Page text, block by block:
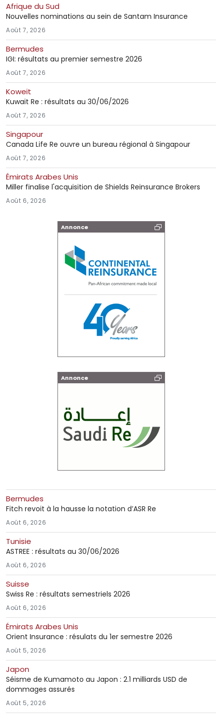
Afrique du Sud
Nouvelles nominations au sein de Santam Insurance
Août 7, 2026
Bermudes
IGI: résultats au premier semestre 2026
Août 7, 2026
Koweit
Kuwait Re : résultats au 30/06/2026
Août 7, 2026
Singapour
Canada Life Re ouvre un bureau régional à Singapour
Août 7, 2026
Émirats Arabes Unis
Miller finalise l'acquisition de Shields Reinsurance Brokers
Août 6, 2026
Annonce
Annonce
Bermudes
Fitch revoit à la hausse la notation d’ASR Re
Août 6, 2026
Tunisie
ASTREE : résultats au 30/06/2026
Août 6, 2026
Suisse
Swiss Re : résultats semestriels 2026
Août 6, 2026
Émirats Arabes Unis
Orient Insurance : résulats du 1er semestre 2026
Août 5, 2026
Japon
Séisme de Kumamoto au Japon : 2.1 milliards USD de
dommages assurés
Août 5, 2026